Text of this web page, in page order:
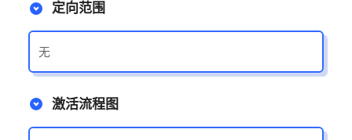
定向范围
无
激活流程图